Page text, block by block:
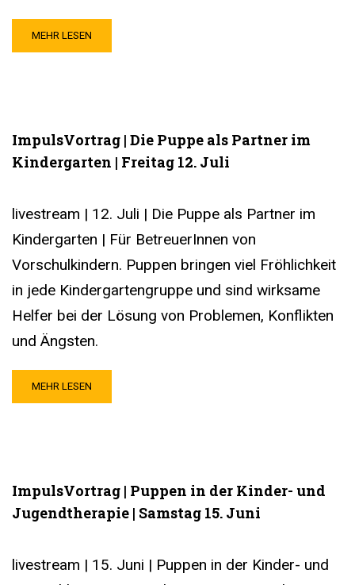
MEHR LESEN
ImpulsVortrag | Die Puppe als Partner im
Kindergarten | Freitag 12. Juli
livestream | 12. Juli | Die Puppe als Partner im
Kindergarten | Für BetreuerInnen von
Vorschulkindern. Puppen bringen viel Fröhlichkeit
in jede Kindergartengruppe und sind wirksame
Helfer bei der Lösung von Problemen, Konflikten
und Ängsten.
MEHR LESEN
ImpulsVortrag | Puppen in der Kinder- und
Jugendtherapie | Samstag 15. Juni
livestream | 15. Juni | Puppen in der Kinder- und